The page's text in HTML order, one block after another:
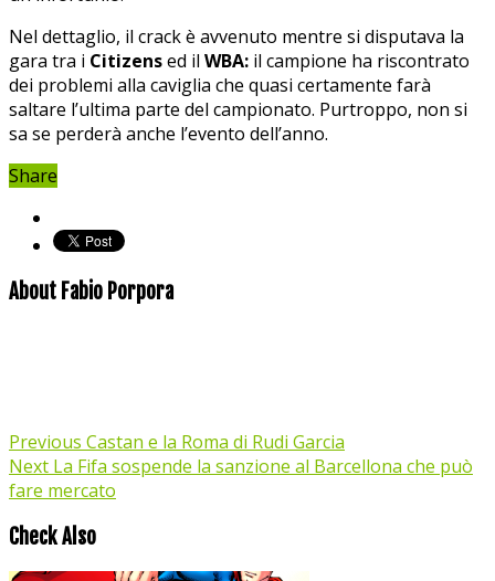
Nel dettaglio, il crack è avvenuto mentre si disputava la
gara tra i Citizensed il WBA: il campione ha riscontrato
dei problemi alla caviglia che quasi certamente farà
saltare l’ultima parte del campionato. Purtroppo, non si
sa se perderà anche l’evento dell’anno.
Share
About Fabio Porpora
Previous Castan e la Roma di Rudi Garcia
Next La Fifa sospende la sanzione al Barcellona che può
fare mercato
Check Also